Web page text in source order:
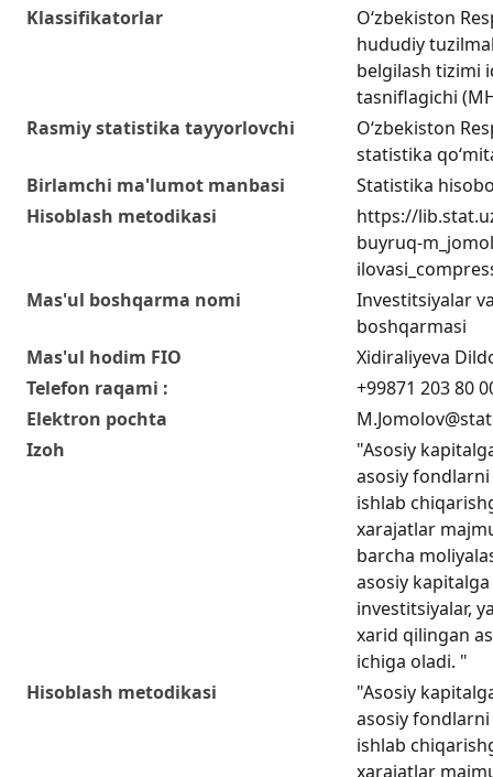
Klassifikatorlar
O‘zbekiston
hududiy
belgilash tizimi
tasniflagichi
Rasmiy statistika tayyorlovchi
O‘zbekiston
statistika
Birlamchi ma'lumot manbasi
Statistika
Hisoblash metodikasi
https://
buyruq-
Mas'ul boshqarma nomi
Investitsiyalar
boshqarmasi
Mas'ul hodim FIO
Xidiraliyeva
Telefon raqami :
+99871 203 80
Elektron pochta
Izoh
"Asosiy
asosiy
ishlab
xarajatlar
barcha
asosiy
investitsiyalar,
xarid qilingan
ichiga oladi. "
Hisoblash metodikasi
"Asosiy
asosiy
ishlab
xarajatlar